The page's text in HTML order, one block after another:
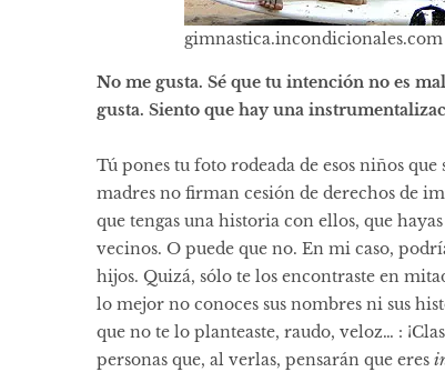
gimnastica.incondicionales.com
No me gusta. Sé que tu intención no es
gusta. Siento que hay una
Tú pones tu foto rodeada de esos niños
madres no firman cesión de derechos de
que tengas una historia con ellos, que
vecinos. O puede que no. En mi caso,
hijos. Quizá, sólo te los encontraste en
lo mejor no conoces sus nombres ni sus
que no te lo planteaste, raudo, veloz… :
personas que, al verlas, pensarán que eres